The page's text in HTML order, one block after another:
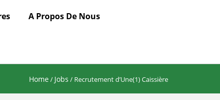
A Propos De Nous
Home / Jobs / Recrutement d’Une(1) Caissière